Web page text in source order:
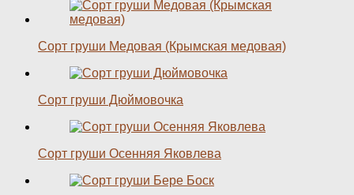
Сорт груши Медовая (Крымская медовая)
Сорт груши Дюймовочка
Сорт груши Осенняя Яковлева